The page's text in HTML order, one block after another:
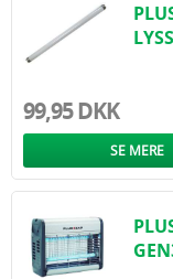
99,95 DKK
SE MERE